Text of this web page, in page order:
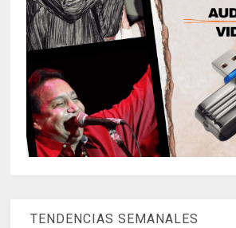
TENDENCIAS SEMANALES